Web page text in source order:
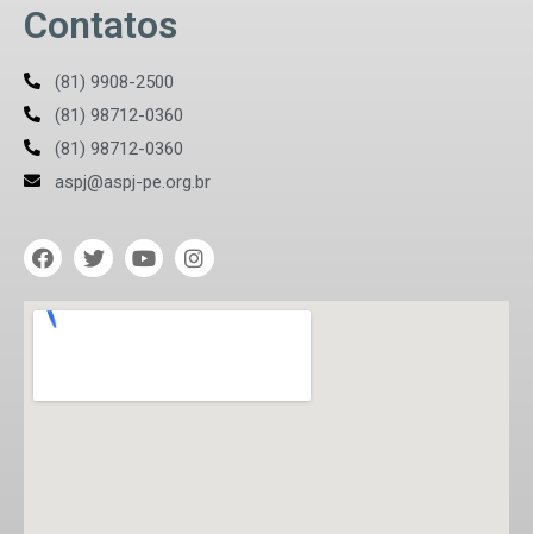
Contatos
(81) 9908-2500
(81) 98712-0360
(81) 98712-0360
aspj@aspj-pe.org.br